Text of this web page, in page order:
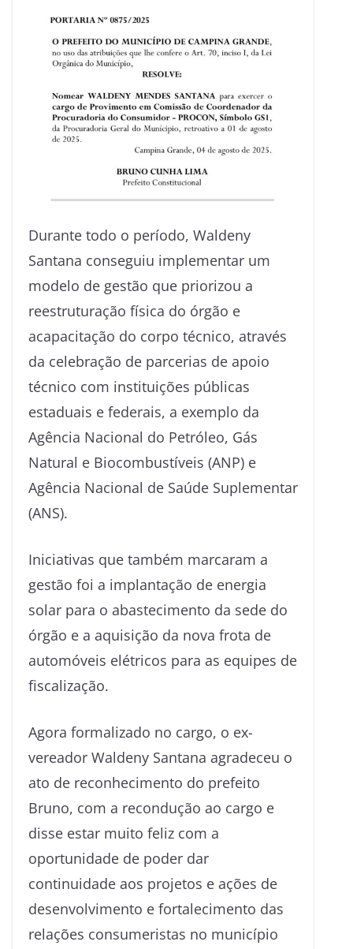
Durante todo o período, Waldeny
Santana conseguiu implementar um
modelo de gestão que priorizou a
reestruturação física do órgão e
acapacitação do corpo técnico, através
da celebração de parcerias de apoio
técnico com instituições públicas
estaduais e federais, a exemplo da
Agência Nacional do Petróleo, Gás
Natural e Biocombustíveis (ANP) e
Agência Nacional de Saúde Suplementar
(ANS).
Iniciativas que também marcaram a
gestão foi a implantação de energia
solar para o abastecimento da sede do
órgão e a aquisição da nova frota de
automóveis elétricos para as equipes de
fiscalização.
Agora formalizado no cargo, o ex-
vereador Waldeny Santana agradeceu o
ato de reconhecimento do prefeito
Bruno, com a recondução ao cargo e
disse estar muito feliz com a
oportunidade de poder dar
continuidade aos projetos e ações de
desenvolvimento e fortalecimento das
relações consumeristas no município